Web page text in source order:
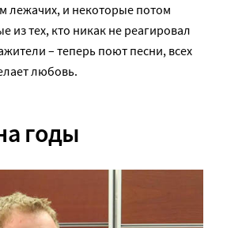
лежачих, и некоторые потом
из тех, кто никак не реагировал
– теперь поют песни, всех
любовь.
годы